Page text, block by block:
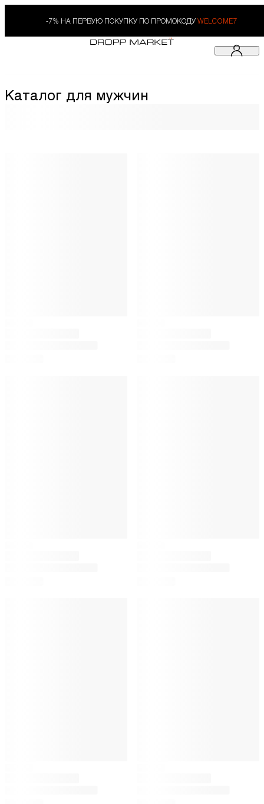
-7% НА ПЕРВУЮ ПОКУПКУ ПО ПРОМОКОДУ WELCOME7
Каталог для мужчин